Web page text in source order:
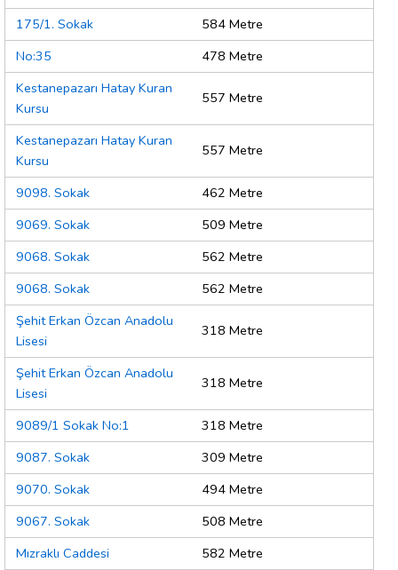
175/1. Sokak
584 Metre
No:35
478 Metre
Kestanepazarı Hatay Kuran
Kursu
557 Metre
Kestanepazarı Hatay Kuran
Kursu
557 Metre
9098. Sokak
462 Metre
9069. Sokak
509 Metre
9068. Sokak
562 Metre
9068. Sokak
562 Metre
Şehit Erkan Özcan Anadolu
Lisesi
318 Metre
Şehit Erkan Özcan Anadolu
Lisesi
318 Metre
9089/1 Sokak No:1
318 Metre
9087. Sokak
309 Metre
9070. Sokak
494 Metre
9067. Sokak
508 Metre
Mızraklı Caddesi
582 Metre